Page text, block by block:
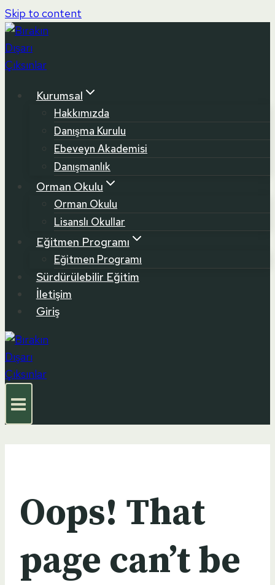
Skip to content
Kurumsal
Hakkımızda
Danışma Kurulu
Ebeveyn Akademisi
Danışmanlık
Orman Okulu
Orman Okulu
Lisanslı Okullar
Eğitmen Programı
Eğitmen Programı
Sürdürülebilir Eğitim
İletişim
Giriş
Oops! That
page can’t be